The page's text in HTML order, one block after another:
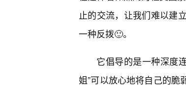
止的交流，让我们难以建
一种反拨🙂。
它倡导的是一种深度
姐”可以放心地将自己的脆